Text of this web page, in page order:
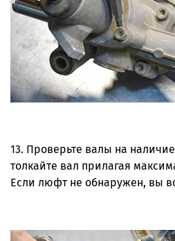
13. Проверьте валы на
толкайте вал прилагая
Если люфт не обнаружен, вы